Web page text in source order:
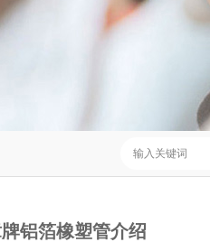
铝箔橡塑管介绍